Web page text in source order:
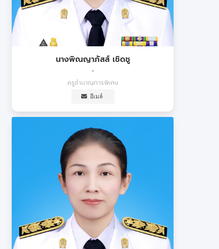
นางพิณญาภัสส์ เชิดชู
-
ครูชำนาญการพิเศษ
อีเมล์